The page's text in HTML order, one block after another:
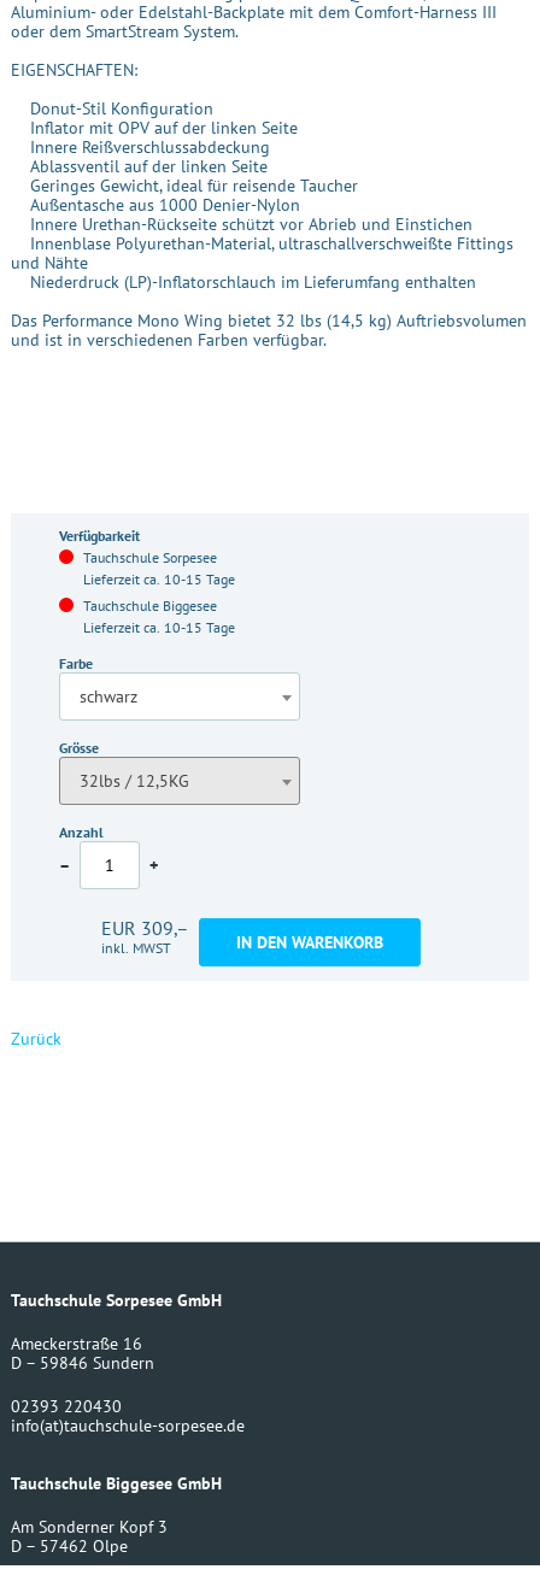
Aluminium- oder Edelstahl-Backplate mit dem Comfort-Harness III
oder dem SmartStream System.
EIGENSCHAFTEN:
Donut-Stil Konfiguration
Inflator mit OPV auf der linken Seite
Innere Reißverschlussabdeckung
Ablassventil auf der linken Seite
Geringes Gewicht, ideal für reisende Taucher
Außentasche aus 1000 Denier-Nylon
Innere Urethan-Rückseite schützt vor Abrieb und Einstichen
Innenblase Polyurethan-Material, ultraschallverschweißte Fittings
und Nähte
Niederdruck (LP)-Inflatorschlauch im Lieferumfang enthalten
Das Performance Mono Wing bietet 32 lbs (14,5 kg) Auftriebsvolumen
und ist in verschiedenen Farben verfügbar.
Verfügbarkeit
Tauchschule Sorpesee
Lieferzeit ca. 10-15 Tage
Tauchschule Biggesee
Lieferzeit ca. 10-15 Tage
Farbe
schwarz
Grösse
32lbs / 12,5KG
Anzahl
– +
EUR 309,–
inkl. MWST IN DEN WARENKORB
Zurück
Tauchschule Sorpesee GmbH
Ameckerstraße 16
D – 59846 Sundern
02393 220430
info(at)tauchschule-sorpesee.de
Tauchschule Biggesee GmbH
Am Sonderner Kopf 3
D – 57462 Olpe